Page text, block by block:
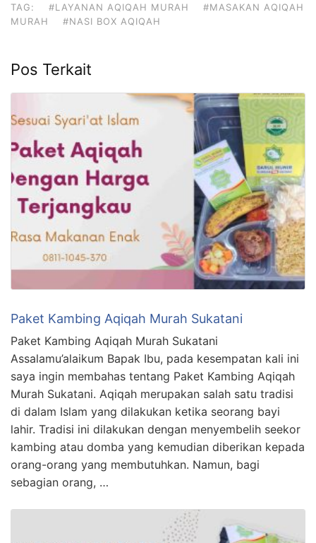
TAG: #LAYANAN AQIQAH MURAH
#MASAKAN AQIQAH
MURAH
#NASI BOX AQIQAH
Pos Terkait
Paket Kambing Aqiqah Murah Sukatani
Paket Kambing Aqiqah Murah Sukatani
Assalamu’alaikum Bapak Ibu, pada kesempatan kali ini
saya ingin membahas tentang Paket Kambing Aqiqah
Murah Sukatani. Aqiqah merupakan salah satu tradisi
di dalam Islam yang dilakukan ketika seorang bayi
lahir. Tradisi ini dilakukan dengan menyembelih seekor
kambing atau domba yang kemudian diberikan kepada
orang-orang yang membutuhkan. Namun, bagi
sebagian orang, …